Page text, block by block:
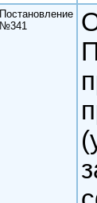
Постановление
№341